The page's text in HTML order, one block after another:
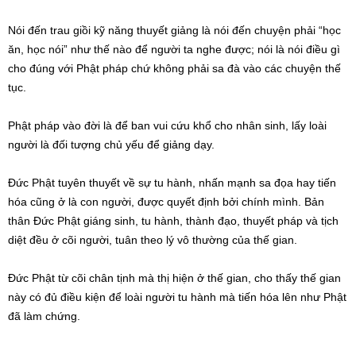
Nói đến trau giồi kỹ năng thuyết giảng là nói đến chuyện phải “học
ăn, học nói” như thế nào để người ta nghe được; nói là nói điều gì
cho đúng với Phật pháp chứ không phải sa đà vào các chuyện thế
tục.
Phật pháp vào đời là để ban vui cứu khổ cho nhân sinh, lấy loài
người là đối tượng chủ yếu để giảng dạy.
Đức Phật tuyên thuyết về sự tu hành, nhấn mạnh sa đọa hay tiến
hóa cũng ở là con người, được quyết định bởi chính mình. Bản
thân Đức Phật giáng sinh, tu hành, thành đạo, thuyết pháp và tịch
diệt đều ở cõi người, tuân theo lý vô thường của thế gian.
Đức Phật từ cõi chân tịnh mà thị hiện ở thế gian, cho thấy thế gian
này có đủ điều kiện để loài người tu hành mà tiến hóa lên như Phật
đã làm chứng.